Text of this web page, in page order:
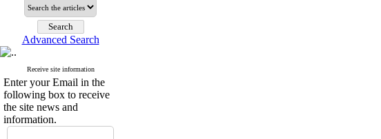
Advanced Search
Receive site information
Enter your Email in the
following box to receive
the site news and
information.